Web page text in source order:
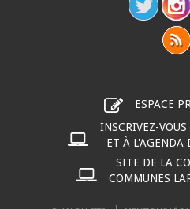
ESPACE
INSCRIVEZ-
ET À L'AGENDA
SITE DE LA
COMMUNES